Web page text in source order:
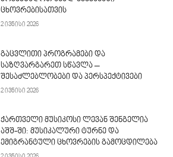
ცხოვრებისათვის
2 ივნისი 2026
გაცვლითი პროგრამები და
საზღვარგარეთ სწავლა –
შესაძლებლობები და პერსპექტივები
2 ივნისი 2026
ქართველი მუსიკოსი ლევან შენგელია
აშშ-ში: მუსიკალური ტურნე და
ემიგრანტული ცხოვრების გამოცდილება